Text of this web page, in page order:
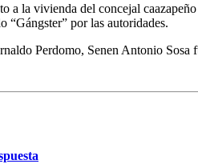
a la vivienda del concejal
“Gángster” por las autoridades.
Perdomo, Senen Antonio